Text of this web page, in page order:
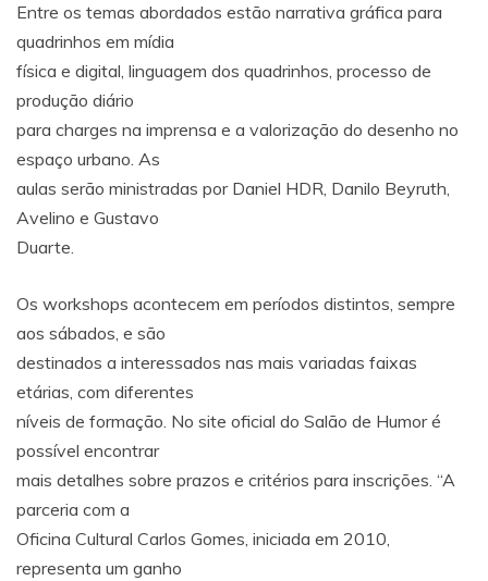
Entre os temas abordados estão narrativa gráfica para
quadrinhos em mídia
física e digital, linguagem dos quadrinhos, processo de
produção diário
para charges na imprensa e a valorização do desenho no
espaço urbano. As
aulas serão ministradas por Daniel HDR, Danilo Beyruth,
Avelino e Gustavo
Duarte.
Os workshops acontecem em períodos distintos, sempre
aos sábados, e são
destinados a interessados nas mais variadas faixas
etárias, com diferentes
níveis de formação. No site oficial do Salão de Humor é
possível encontrar
mais detalhes sobre prazos e critérios para inscrições. “A
parceria com a
Oficina Cultural Carlos Gomes, iniciada em 2010,
representa um ganho